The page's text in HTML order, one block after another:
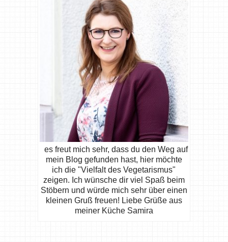
es freut mich sehr, dass du den Weg auf
mein Blog gefunden hast, hier möchte
ich die "Vielfalt des Vegetarismus"
zeigen. Ich wünsche dir viel Spaß beim
Stöbern und würde mich sehr über einen
kleinen Gruß freuen! Liebe Grüße aus
meiner Küche Samira